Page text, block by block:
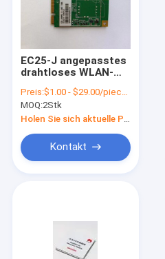
EC25-J angepasstes
drahtloses WLAN-
Modul Mini Pcie
Preis:$1.00 - $29.00/pieces
MOQ:2Stk
Kontakt